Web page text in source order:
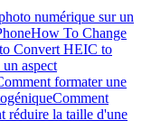
numérique sur un
How To Change
Convert HEIC to
aspect
formater une
Comment
réduire la taille d'une